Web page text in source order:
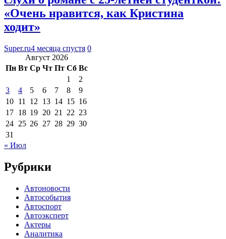
«Очень нравится, как Кристина
ходит»
Super.ru4 месяца спустя 0
Август 2026
Пн Вт Ср Чт Пт Сб Вс
1
2
3
4 5 6 7 8
9
10 11 12 13 14 15 16
17 18 19 20 21 22 23
24 25 26 27 28 29 30
31
« Июл
Рубрики
Автоновости
Автособытия
Автоспорт
Автоэксперт
Актеры
Аналитика